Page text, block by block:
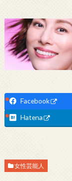
Facebook
Hatena
女性芸能人